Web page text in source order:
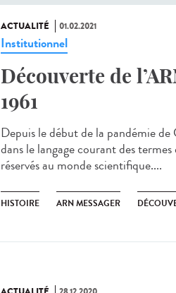
ACTUALITÉ 01.02.2021
Institutionnel
Découverte de
1961
Depuis le début de la pandémie
dans le langage courant des
réservés au monde scientifique....
HISTOIRE ARN MESSAGER